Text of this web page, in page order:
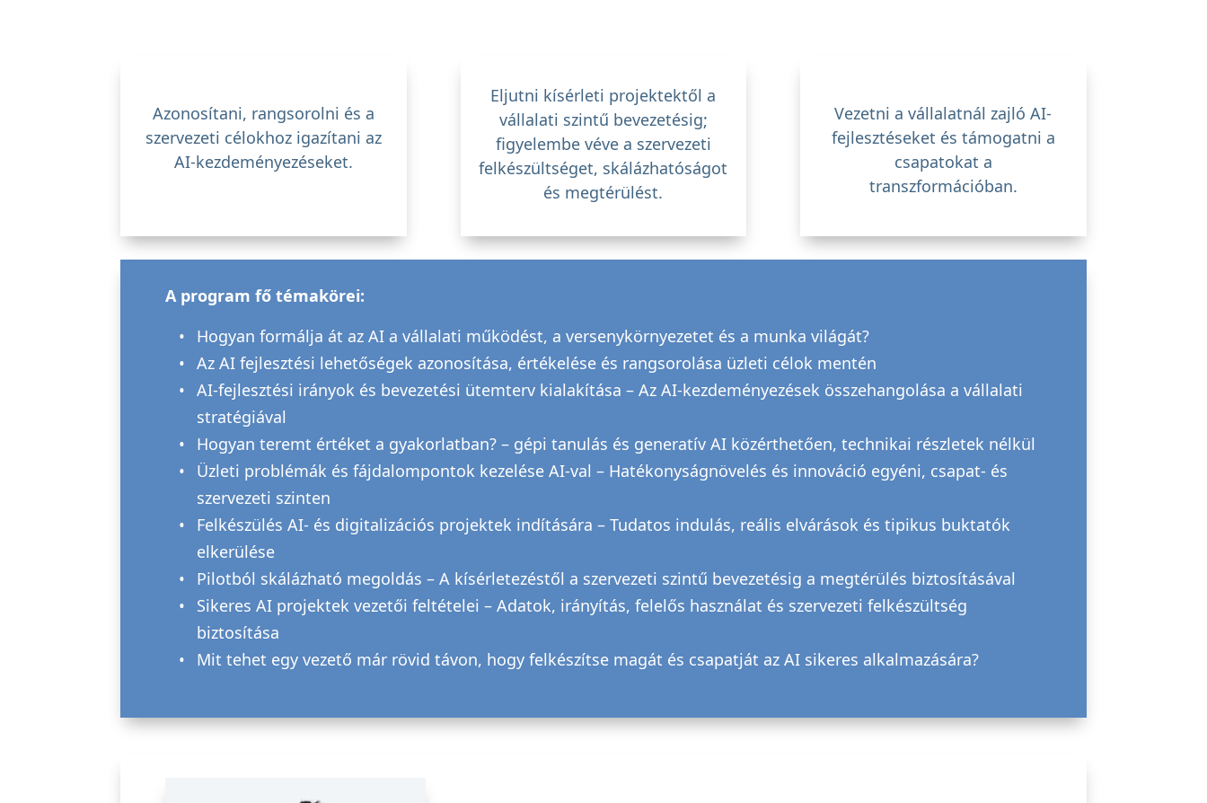
Azonosítani, rangsorolni és a
szervezeti célokhoz igazítani az
AI-kezdeményezéseket.
Eljutni kísérleti projektektől a
vállalati szintű bevezetésig;
figyelembe véve a szervezeti
felkészültséget, skálázhatóságot
és megtérülést.
Vezetni a vállalatnál zajló AI-
fejlesztéseket és támogatni a
csapatokat a
transzformációban.
A program fő témakörei:
Hogyan formálja át az AI a vállalati működést, a versenykörnyezetet és a munka világát?
Az AI fejlesztési lehetőségek azonosítása, értékelése és rangsorolása üzleti célok mentén
AI-fejlesztési irányok és bevezetési ütemterv kialakítása – Az AI-kezdeményezések összehangolása a vállalati
stratégiával
Hogyan teremt értéket a gyakorlatban? – gépi tanulás és generatív AI közérthetően, technikai részletek nélkül
Üzleti problémák és fájdalompontok kezelése AI-val – Hatékonyságnövelés és innováció egyéni, csapat- és
szervezeti szinten
Felkészülés AI- és digitalizációs projektek indítására – Tudatos indulás, reális elvárások és tipikus buktatók
elkerülése
Pilotból skálázható megoldás – A kísérletezéstől a szervezeti szintű bevezetésig a megtérülés biztosításával
Sikeres AI projektek vezetői feltételei – Adatok, irányítás, felelős használat és szervezeti felkészültség
biztosítása
Mit tehet egy vezető már rövid távon, hogy felkészítse magát és csapatját az AI sikeres alkalmazására?